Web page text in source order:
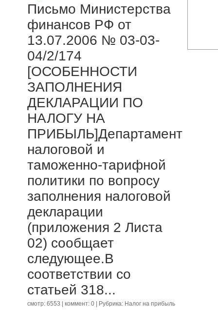
Письмо Министерства
финансов РФ от
13.07.2006 № 03-03-
04/2/174
[ОСОБЕННОСТИ
ЗАПОЛНЕНИЯ
ДЕКЛАРАЦИИ ПО
НАЛОГУ НА
ПРИБЫЛЬ]Департамент
налоговой и
таможенно-тарифной
политики по вопросу
заполнения налоговой
декларации
(приложения 2 Листа
02) сообщает
следующее.В
соответствии со
статьей 318...
смотр: 6553 | коммент: 0 | Рубрика: Налог на прибыль